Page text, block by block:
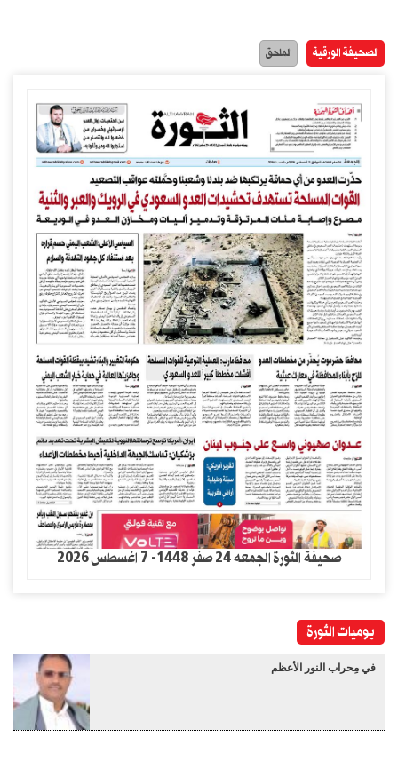
الصحيفة الورقية الملحق
صحيفة الثورة الجمعه 24 صفر 1448- 7 اغسطس 2026
يوميات الثورة
في مِحراب النور الأعظم